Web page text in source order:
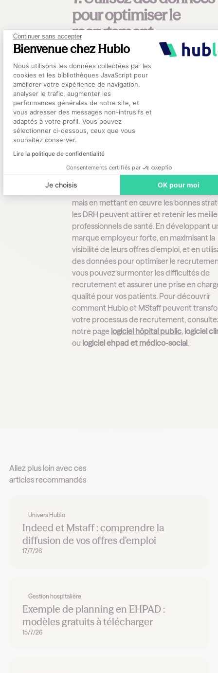
Continuer sans accepter
Bienvenue chez Hublo
Plateforme de Gestion du
Nous utilisons les données collectées par les
cookies et les bibliothèques JavaScript pour
améliorer votre expérience de navigation,
analyser le trafic, augmenter les
performances générales de notre site, et
vous adresser des messages non-intrusifs et
adaptés à votre profil. Vous pouvez
sélectionner ci-dessous, ceux que vous
souhaitez conserver.
Lire la politique de confidentialité
Consentements certifiés par
Je choisis OK pour moi
Axeptio consent
pour optimiser le
recrutement
Analyser les données de recrutement
aider à identifier les points forts et les
améliorer. Suivez les indicateurs clés de
performance, tels que le nombre de
candidatures reçues, le taux de
délai moyen de recrutement.
Conclusion
établissements de santé est un défi
mais en mettant en œuvre les bonnes
les DRH peuvent attirer et retenir les
professionnels de santé. En développant
marque employeur forte, en maximisant la
visibilité de leurs offres d’emploi, et en
des données pour optimiser le
vous pouvez surmonter les difficultés de
recrutement et assurer une prise en
qualité pour vos patients. Pour découvrir
comment Hublo et MStaff peuvent
votre processus de recrutement,
notre page logiciel hôpital public, logiciel
ou logiciel ehpad et médico-social.
Allez plus loin avec ces
articles recommandés
Univers Hublo
Indeed et Mstaff : comprendre la
diffusion de vos offres d'emploi
17/7/26
Gestion hospitalière
Exemple de planning en EHPAD :
modèles gratuits à télécharger
15/7/26